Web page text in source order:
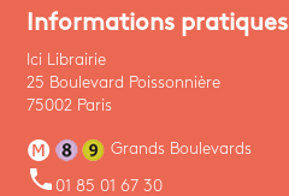
Informations pratiques
Ici Librairie
25 Boulevard Poissonnière
75002 Paris
Grands Boulevards
phone 01 85 01 67 30